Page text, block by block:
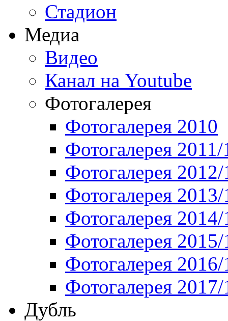
Стадион
Медиа
Видео
Канал на Youtube
Фотогалерея
Фотогалерея 2010
Фотогалерея 2011/
Фотогалерея
Фотогалерея
Фотогалерея
Фотогалерея
Фотогалерея
Фотогалерея
Дубль